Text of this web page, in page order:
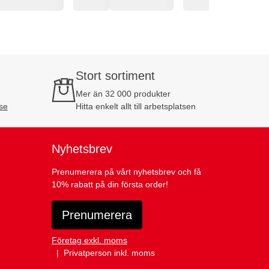
Stort sortiment
Mer än 32 000 produkter
Hitta enkelt allt till arbetsplatsen
Nyhetsbrev
Prenumerera på vårt nyhetsbrev och få
10% rabatt på din första order!
Prenumerera
Företag exkl. moms
Privatperson inkl. moms